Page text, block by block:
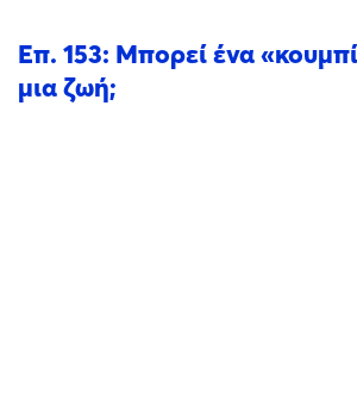
Επ. 153: Μπορεί ένα
μια ζωή;